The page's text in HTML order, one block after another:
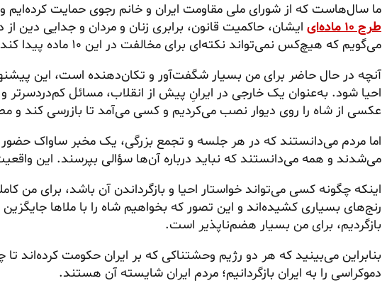
ما سال‌هاست که از شورای ملی مقاومت ایران و خانم رجوی حمایت کرده‌ایم
طرح ۱۰ ماده‌ای
ایشان، حاکمیت قانون، برابری زنان و مردان و جدایی دین
می‌گویم که هیچ‌کس نمی‌تواند نکته‌ای برای مخالفت در این ۱۰ ماده پیدا کند.
آنچه در حال حاضر برای من بسیار شگفت‌آور و تکان‌دهنده است، این
احیا شود. به‌عنوان یک خارجی در ایرانِ پیش از انقلاب، مسائل
عکسی از شاه را روی دیوار نصب می‌کردیم و کسی می‌آمد تا بازرسی کند و
اما مردم می‌دانستند که در هر جلسه و تجمع بزرگی، یک مخبر ساواک حضور
می‌شدند و همه می‌دانستند که نباید درباره آن‌ها سؤالی بپرسند. این
اینکه چگونه کسی می‌تواند خواستار احیا و بازگرداندن آن باشد، برای من
رنج‌های بسیاری کشیده‌اند و این تصور که بخواهیم شاه را با ملاها
بازگردیم، برای من بسیار هضم‌ناپذیر است.
بنابراین می‌بینید که هر دو رژیم وحشتناکی که بر ایران حکومت کرده‌اند
دموکراسی را به ایران بازگردانیم؛ مردم ایران شایسته آن هستند.